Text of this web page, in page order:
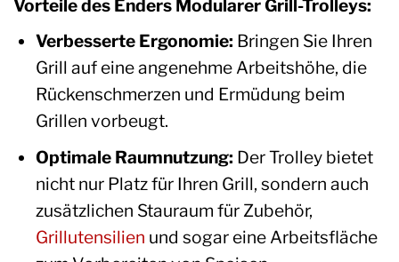
Vorteile des Enders Modularer Grill-Trolleys:
Verbesserte Ergonomie: Bringen Sie Ihren
Grill auf eine angenehme Arbeitshöhe, die
Rückenschmerzen und Ermüdung beim
Grillen vorbeugt.
Optimale Raumnutzung: Der Trolley bietet
nicht nur Platz für Ihren Grill, sondern auch
zusätzlichen Stauraum für Zubehör,
Grillutensilien und sogar eine Arbeitsfläche